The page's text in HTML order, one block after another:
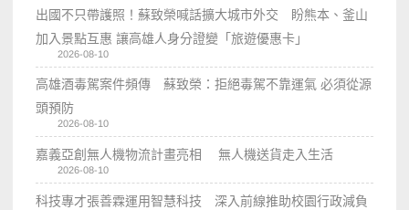
出國不只帶護照！蘇致榮喊話擴大城市外交 盼熊本、釜山
加入景點互惠 讓高雄人身分證變「旅遊優惠卡」
2026-08-10
高雄酒毒駕案件頻傳 蘇致榮：拒絕毒駕不靠運氣 必須從源
頭預防
2026-08-10
嘉義亞創無人機物流計畫亮相 無人機送貨走入生活
2026-08-10
科技專才張善霖運用智慧科技 深入前線推助校園行政減負